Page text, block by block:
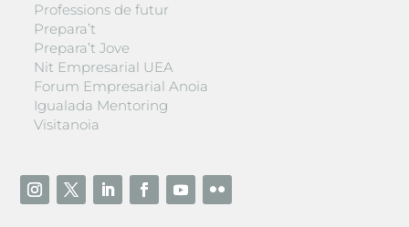
Professions de futur
Prepara’t
Prepara’t Jove
Nit Empresarial UEA
Forum Empresarial Anoia
Igualada Mentoring
Visitanoia